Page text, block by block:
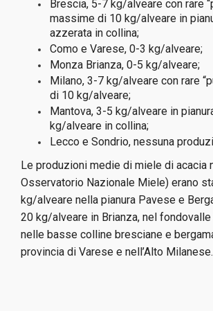
Brescia, 5-7 kg/alveare con rare
massime di 10 kg/alveare in
azzerata in collina;
Como e Varese, 0-3 kg/alveare;
Monza Brianza, 0-5 kg/alveare;
Milano, 3-7 kg/alveare con rare
di 10 kg/alveare;
Mantova, 3-5 kg/alveare in
kg/alveare in collina;
Lecco e Sondrio, nessuna
Le produzioni medie di miele di acacia
Osservatorio Nazionale Miele) erano
kg/alveare nella pianura Pavese e
20 kg/alveare in Brianza, nel
nelle basse colline bresciane e
provincia di Varese e nell’Alto